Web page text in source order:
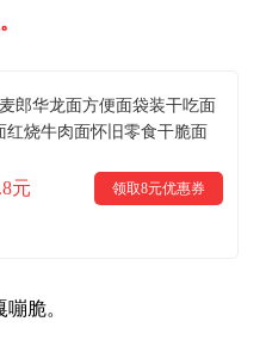
郎华龙面方便面袋装干吃面
红烧牛肉面怀旧零食干脆面
元 领取8元优惠券
脆。